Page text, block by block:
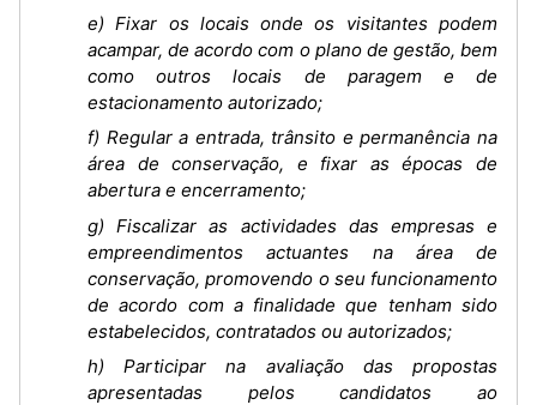
e) Fixar os locais onde os visitantes podem
acampar, de acordo com o plano de gestão, bem
como outros locais de paragem e de
estacionamento autorizado;
f) Regular a entrada, trânsito e permanência na
área de conservação, e fixar as épocas de
abertura e encerramento;
g) Fiscalizar as actividades das empresas e
empreendimentos actuantes na área de
conservação, promovendo o seu funcionamento
de acordo com a finalidade que tenham sido
estabelecidos, contratados ou autorizados;
h) Participar na avaliação das propostas
apresentadas pelos candidatos ao